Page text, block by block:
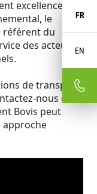
FR
EN
excellence
le
référent du
des acteurs
de transport
nous dès
Bovis peut
approche